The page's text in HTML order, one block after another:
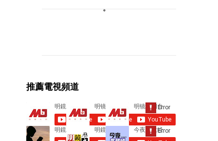
n
t
s
推薦電視頻道